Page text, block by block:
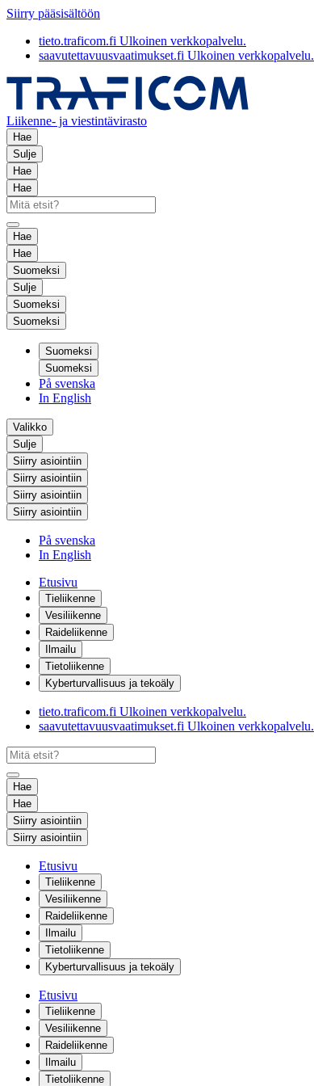
Siirry pääsisältöön
tieto.traficom.fi Ulkoinen verkkopalvelu.
saavutettavuusvaatimukset.fi Ulkoinen verkkopalvelu.
Liikenne- ja viestintävirasto
Hae
Sulje
Hae
Hae
Hae
Hae
Suomeksi
Sulje
Suomeksi
Suomeksi
Suomeksi
Suomeksi
På svenska
In English
Valikko
Sulje
Siirry asiointiin
Siirry asiointiin
Siirry asiointiin
Siirry asiointiin
På svenska
In English
Etusivu
Tieliikenne
Vesiliikenne
Raideliikenne
Ilmailu
Tietoliikenne
Kyberturvallisuus ja tekoäly
tieto.traficom.fi Ulkoinen verkkopalvelu.
saavutettavuusvaatimukset.fi Ulkoinen verkkopalvelu.
Hae
Hae
Siirry asiointiin
Siirry asiointiin
Etusivu
Tieliikenne
Vesiliikenne
Raideliikenne
Ilmailu
Tietoliikenne
Kyberturvallisuus ja tekoäly
Etusivu
Tieliikenne
Vesiliikenne
Raideliikenne
Ilmailu
Tietoliikenne